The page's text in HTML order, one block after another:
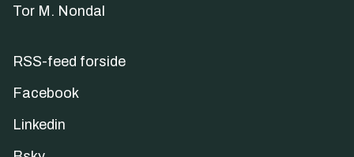
Tor M. Nondal
RSS-feed forside
Facebook
Linkedin